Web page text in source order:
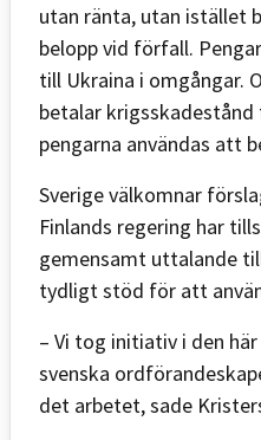
utan ränta, utan istället
belopp vid förfall.
till Ukraina i omgångar.
betalar krigsskadestånd
pengarna användas att
Sverige välkomnar
Finlands regering har
gemensamt uttalande
tydligt stöd för att
– Vi tog initiativ i den
svenska
det arbetet, sade